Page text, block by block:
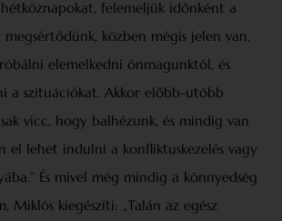
hétköznapokat, felemeljük időnként a
közben mégis jelen van,
elemelkedni önmagunktól, és
a szituációkat. Akkor előbb-utóbb
vicc, hogy balhézunk, és mindig van
el lehet indulni a konfliktuskezelés vagy
És mivel még mindig a könnyedség
Miklós kiegészíti: „Talán az egész